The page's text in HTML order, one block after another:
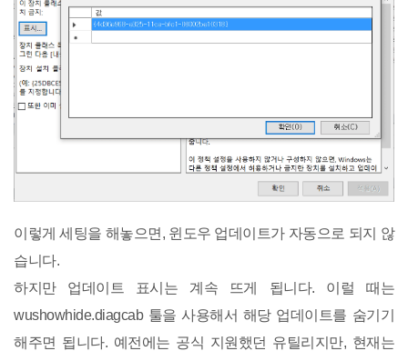
이렇게 세팅을 해놓으면, 윈도우 업데이트가 자동으로 되지 않
습니다.
하지만 업데이트 표시는 계속 뜨게 됩니다. 이럴 때는
wushowhide.diagcab 툴을 사용해서 해당 업데이트를 숨기기
해주면 됩니다. 예전에는 공식 지원했던 유틸리지만, 현재는